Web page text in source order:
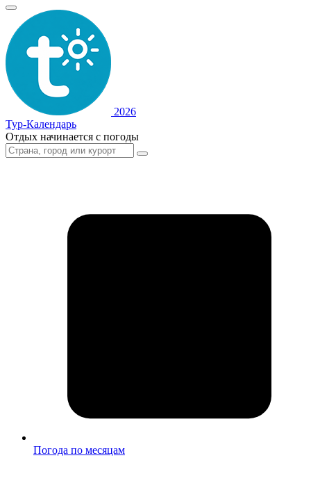
2026
Тур-Календарь
Отдых начинается с погоды
Погода по месяцам